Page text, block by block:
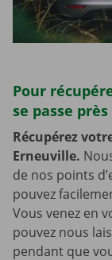
Pour
se passe
Récupérez
Erneuville.
de nos points
pouvez
Vous venez en
pouvez nous
pendant que